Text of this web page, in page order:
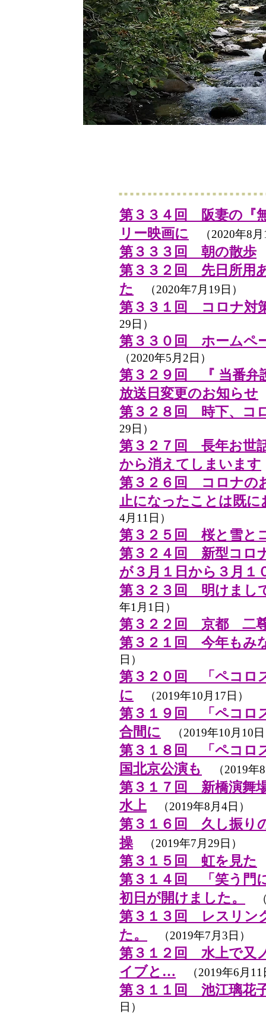
第３３４回 阪妻の『
リー映画に （2020年8月
第３３３回 朝の散歩
第３３２回 先日所用
た
（2020年7月19日）
第３３１回 コロナ対
29日）
第３３０回 ホームペ
（2020年5月2日）
第３２９回 『 当番弁
放送日変更のお知らせ
第３２８回 時下、コ
29日）
第３２７回 長年お世
から消えてしまいます
第３２６回 コロナの
止になったことは既
4月11日）
第３２５回 桜と雪と
第３２４回 新型コロ
が３月１日から３月１
第３２３回 明けまし
年1月1日）
第３２２回 京都 二
第３２１回 今年もみ
日）
第３２０回 「ペコロ
に （2019年10月17日）
第３１９回 「ペコロ
合間に （2019年10月10
第３１８回 「ペコロ
国北京公演も
（2019年
第３１７回 新橋演舞
水上 （2019年8月4日）
第３１６回 久し振り
操 （2019年7月29日）
第３１５回 虹を見た
第３１４回 「笑う門
初日が開けました。
（
第３１３回 レスリン
た。
（2019年7月3日）
第３１２回 水上で又
イブと… （2019年6月11
第３１１回 池江璃花
日）